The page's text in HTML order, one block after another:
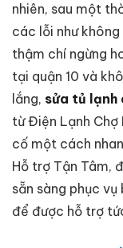
nhiên, sau một
các lỗi như
thậm chí ngừng
tại quận 10 và
lắng, sửa tủ lạnh
từ Điện Lạnh Chợ
cố một cách
Hỗ trợ Tận Tâm,
sẵn sàng phục
để được hỗ trợ